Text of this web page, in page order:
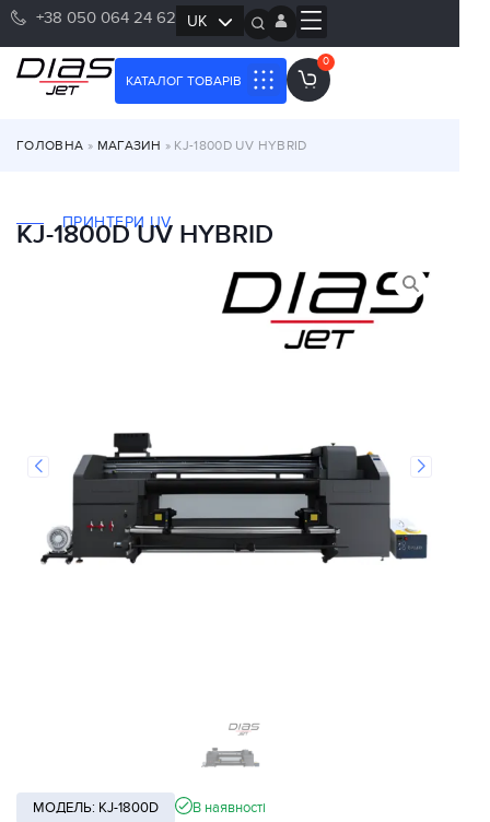
+38 050 064 24 62 UK
RU
КАТАЛОГ ТОВАРІВ
0
ГОЛОВНА » МАГАЗИН » KJ-1800D UV HYBRID
ПРИНТЕРИ UV
KJ-1800D UV HYBRID
МОДЕЛЬ: KJ-1800D В наявності